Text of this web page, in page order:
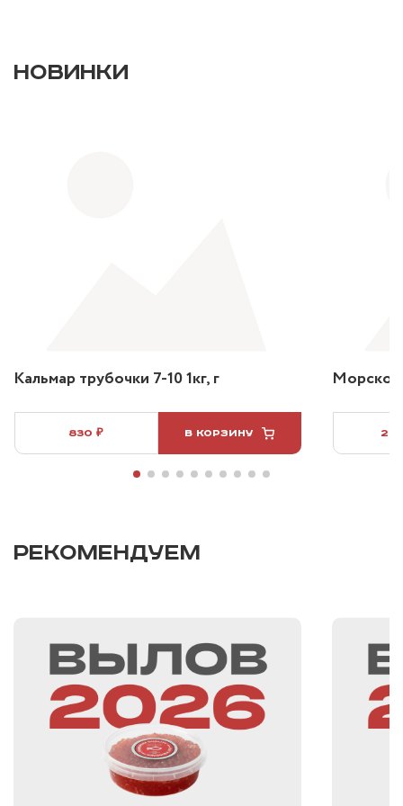
НОВИНКИ
Кальмар трубочки 7-10 1кг, г
830 ₽ В КОРЗИНУ
Морской
2
РЕКОМЕНДУЕМ